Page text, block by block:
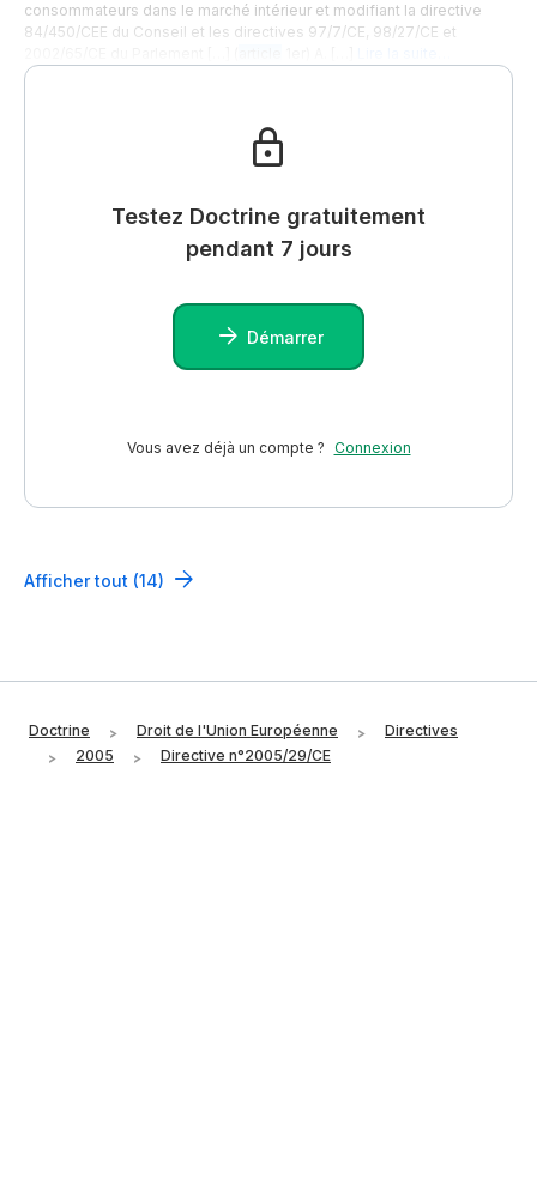
consommateurs dans le marché intérieur et modifiant la directive
84/450/CEE du Conseil et les directives 97/7/CE, 98/27/CE et
Testez Doctrine gratuitement
pendant 7 jours
Démarrer
Vous avez déjà un compte ? Connexion
Afficher tout (14)
Doctrine Droit de l'Union Européenne
Directives
2005
Directive n°2005/29/CE